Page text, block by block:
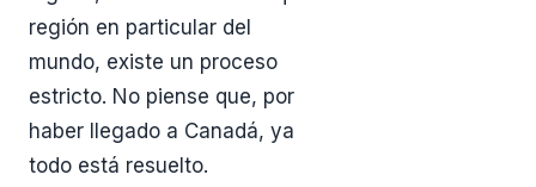
región en particular del
mundo, existe un proceso
estricto. No piense que, por
haber llegado a Canadá, ya
todo está resuelto.